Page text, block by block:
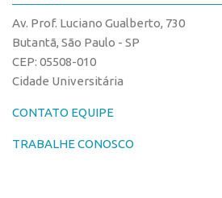
Bolsas
Bolsa Empreendedorismo
Bolsa Startup USP
Prêmio USP de Empreendedorismo
Entidades
Pesquisa
Av. Prof. Luciano Gualberto, 730
Butantã, São Paulo - SP
CEP: 05508-010
Cidade Universitária
CONTATO EQUIPE
TRABALHE CONOSCO